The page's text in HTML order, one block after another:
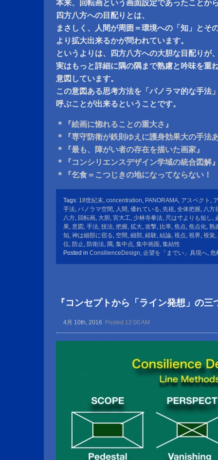
本来、回転画という画面設定であったことか
四方八方への目配りとは、
まさしく、人間が周囲＝環境への「知」とそ
より拡大出来るかが問われています。
というよりは、四方八方への大胆な目配りが
実はもっと詳細に隅の隅まで熟慮と吟味を重
意図しています。
この意図ある思考方法を「パノラマ的な手法
呼ぶことが出来るということです。
＊『絵画に惚れることの重大さ』
＊『専守防衛が鉄則ゆえに護身効果大の手法
＊『最も、障がい者の存在を描いた画家』
＊『コンシリエンスデザイン学域の統合図解
＊『乞食＝こつじきの地になってならない
Tags: 18世紀末, concentration, PANORAMA, アスペクト ,
手法, パノラマ空間 , 人間 , 優れている, 先祖 , 全体把握, 八方
八方, 回転画, 大胆, 宮大工, 少林寺拳法, 尺は寸よりも短し ,
果, 意図 , 手法, 技法, 把握, 拡大, 攻撃, 比率, 焦点, 焦点化, 熟
知, 神は細部に宿る, 空間 , 細部, 経験, 結論, 視点, 視界, 視覚,
位, 防止, 防衛法, 隅, 集中点, 集中画面, 集結性
Posted in ConsilienceDesign, 企望を「までい」具現へ, 危
『コンセプトから「ライン発想」の三
4月 10th, 2016 Posted 12:00 AM